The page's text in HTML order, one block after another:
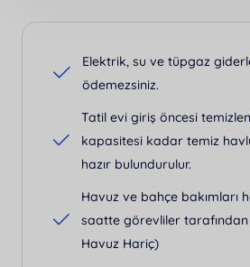
Elektrik, su ve tüpgaz
ödemezsiniz.
Tatil evi giriş öncesi
kapasitesi kadar temiz havlu
hazır bulundurulur.
Havuz ve bahçe bakımları
saatte görevliler tarafından
Havuz Hariç)